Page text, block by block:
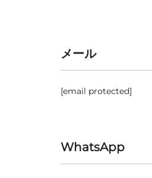
メール
[email protected]
WhatsApp